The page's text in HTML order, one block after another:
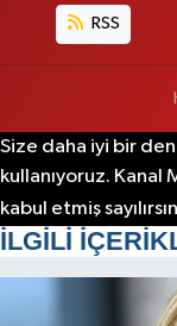
RSS
Size daha iyi bir
kullanıyoruz. Kanal
kabul etmiş